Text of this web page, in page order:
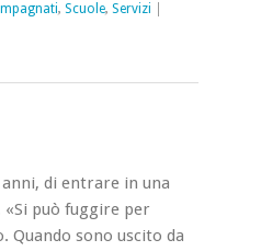
, Scuole, Servizi
di entrare in una
«Si può fuggire per
Quando sono uscito da